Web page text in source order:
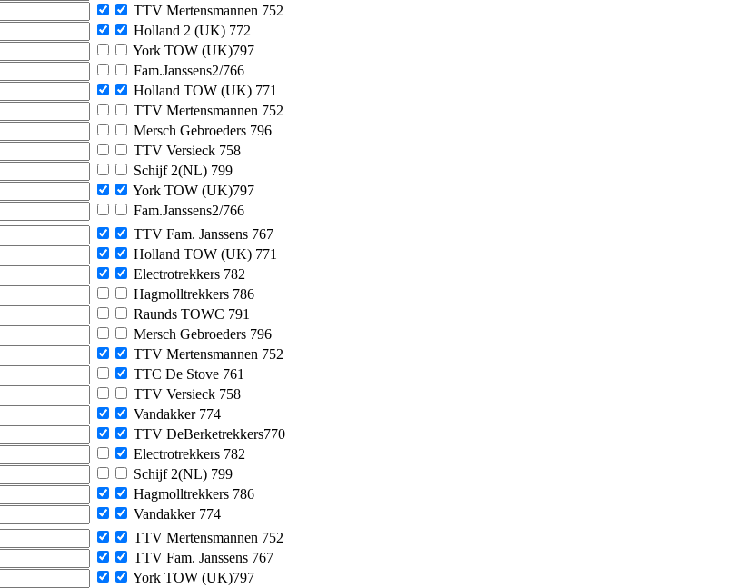
TTV Mertensmannen 752
Holland 2 (UK) 772
York TOW (UK)797
Fam.Janssens2/766
Holland TOW (UK) 771
TTV Mertensmannen 752
Mersch Gebroeders 796
TTV Versieck 758
Schijf 2(NL) 799
York TOW (UK)797
Fam.Janssens2/766
TTV Fam. Janssens 767
Holland TOW (UK) 771
Electrotrekkers 782
Hagmolltrekkers 786
Raunds TOWC 791
Mersch Gebroeders 796
TTV Mertensmannen 752
TTC De Stove 761
TTV Versieck 758
Vandakker 774
TTV DeBerketrekkers770
Electrotrekkers 782
Schijf 2(NL) 799
Hagmolltrekkers 786
Vandakker 774
TTV Mertensmannen 752
TTV Fam. Janssens 767
York TOW (UK)797